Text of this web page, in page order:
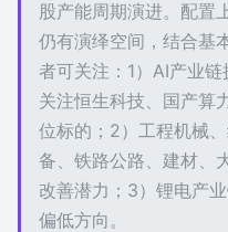
股产能周期演进。配置
仍有演绎空间，结合基
者可关注：1）AI产业
关注恒生科技、国产算
位标的；2）工程机械
备、铁路公路、建材、
改善潜力；3）锂电产
偏低方向。